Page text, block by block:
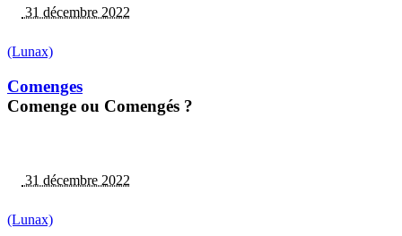
31 décembre 2022
(Lunax)
Comenges
Comenge ou Comengés ?
31 décembre 2022
(Lunax)